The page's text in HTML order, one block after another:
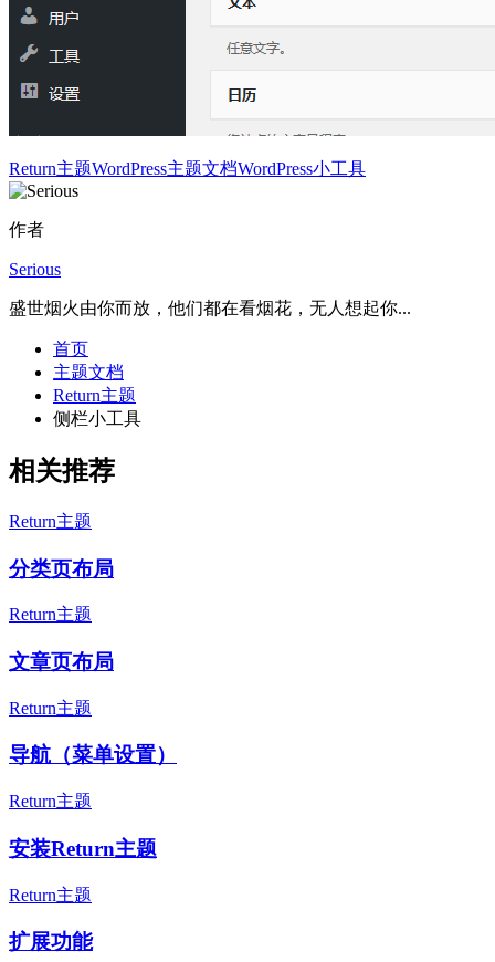
Return主题WordPress主题文档WordPress小工具
作者
Serious
盛世烟火由你而放，他们都在看烟花，无人想起你...
首页
主题文档
Return主题
侧栏小工具
相关推荐
Return主题
分类页布局
Return主题
文章页布局
Return主题
导航（菜单设置）
Return主题
安装Return主题
Return主题
扩展功能